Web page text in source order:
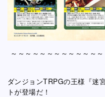
～～～～～～～～～～～～
ダンジョンTRPGの王様『迷
トが登場だ！